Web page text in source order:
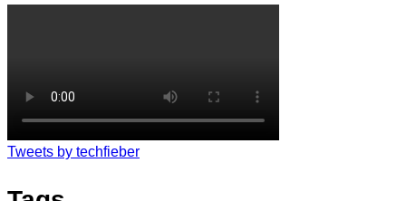
Tweets by techfieber